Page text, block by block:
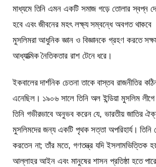
মাধ্যমে তিনি এমন একটি সমাজ গড়ে তোলার স্বপ্ন
হবে এবং জীবনের মহৎ লক্ষ্য সম্বন্ধে অবগত
মুসলিমরা আধুনিক জ্ঞান ও বিজ্ঞানকে গ্রহণ করতে
আধ্যাত্মিক নৈতিকতার রাশ টেনে ধরে।
ইকবালের দার্শনিক চেতনা তাকে বাস্তব রাজনীতির
এনেছিল। ১৯০৬ সালে তিনি অল ইন্ডিয়া মুসলিম
তিনি গভীরভাবে অনুভব করেন যে, ভারতীয় জাতির
মুসলিমদের জন্য একটি পৃথক সত্তা অপরিহার্য। তিনি
করতেন না; তাঁর মতে, গণতন্ত্র যদি ইসলামভিত্তিক
আল্লাহর আইন এবং মানুষের শাসন প্রতিষ্ঠা হতে